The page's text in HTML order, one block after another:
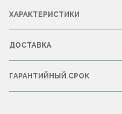
ХАРАКТЕРИСТИКИ
ДОСТАВКА
ГАРАНТИЙНЫЙ СРОК